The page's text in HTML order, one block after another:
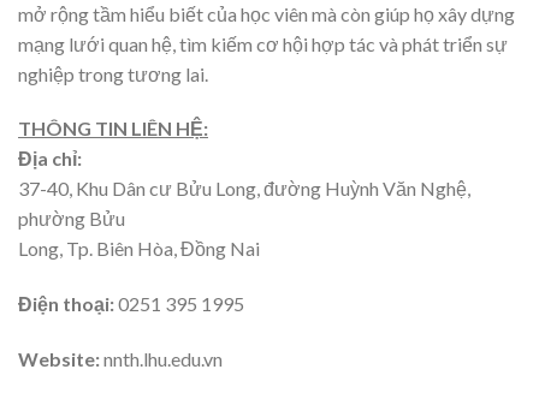
mở rộng tầm hiểu biết của học viên mà còn giúp họ xây dựng
mạng lưới quan hệ, tìm kiếm cơ hội hợp tác và phát triển sự
nghiệp trong tương lai.
THÔNG TIN LIÊN HỆ:
Địa chỉ:
37-40, Khu Dân cư Bửu Long, đường Huỳnh Văn Nghệ,
phường Bửu
Long, Tp. Biên Hòa, Đồng Nai
Điện thoại:0251 395 1995
Website:nnth.lhu.edu.vn